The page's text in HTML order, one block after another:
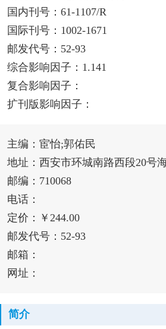
国内刊号：61-1107/R
国际刊号：1002-1671
邮发代号：52-93
综合影响因子：1.141
复合影响因子：
扩刊版影响因子：
主编：宦怡;郭佑民
地址：西安市环城南路西段20号
邮编：710068
电话：
定价：￥244.00
邮发代号：52-93
邮箱：
网址：
简介